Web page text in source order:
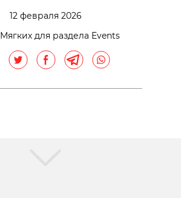
12 февраля 2026
для раздела Events